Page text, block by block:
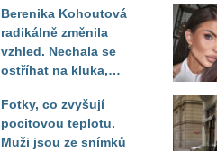
toho vypadá
Berenika Kohoutová
radikálně změnila
vzhled. Nechala se
ostříhat na kluka,
překvapily
Fotky, co zvyšují
pocitovou teplotu.
Muži jsou ze snímků